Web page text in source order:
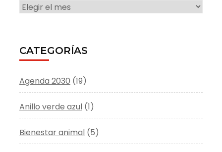
ARCHIVO
CATEGORÍAS
Agenda 2030 (19)
Anillo verde azul (1)
Bienestar animal (5)